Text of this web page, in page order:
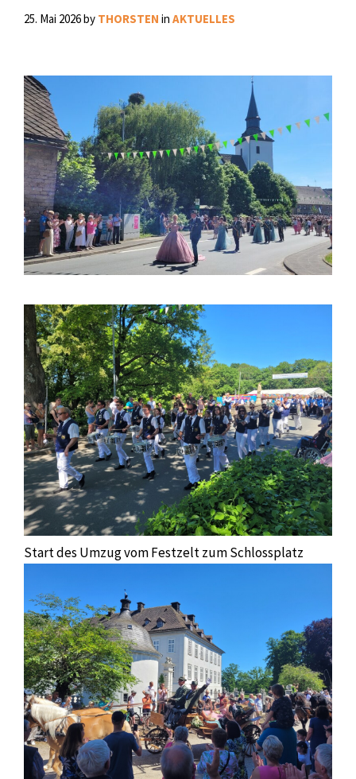
25. Mai 2026by THORSTEN in AKTUELLES
Start des Umzug vom Festzelt zum Schlossplatz